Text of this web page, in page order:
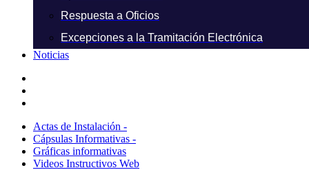
Respuesta a Oficios
Excepciones a la Tramitación Electrónica
Noticias
Actas de Instalación -
Cápsulas Informativas -
Gráficas informativas
Videos Instructivos Web